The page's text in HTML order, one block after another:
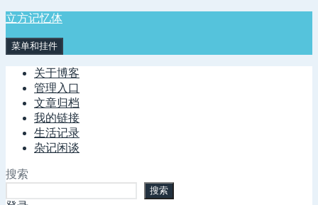
跳
内
立方记忆体
菜单和挂件
关于博客
管理入口
文章归档
我的链接
生活记录
杂记闲谈
搜索
搜索